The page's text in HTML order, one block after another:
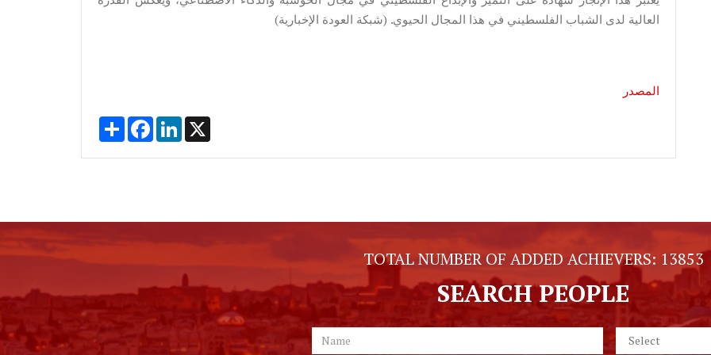
العالية لدى الشباب الفلسطيني في هذا المجال الحيوي. (شبكة العودة الإخبارية)
المصدر
Share FacebookLinkedIn
TOTAL NUMBER OF ADDED ACHIEVERS: 13853
SEARCH PEOPLE